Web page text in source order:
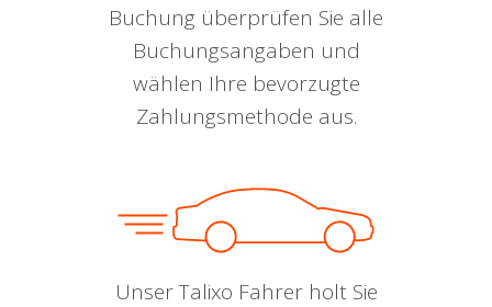
Buchung überprüfen Sie alle
Buchungsangaben und
wählen Ihre bevorzugte
Zahlungsmethode aus.
Unser Talixo Fahrer holt Sie